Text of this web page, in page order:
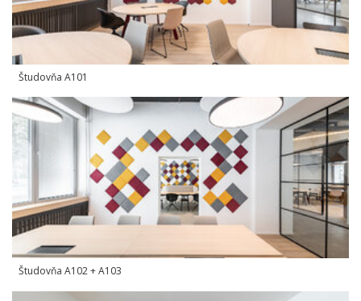
Študovňa A101
Študovňa A102 + A103